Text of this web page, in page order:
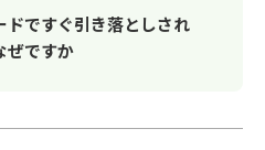
ですぐ引き落としされ
ぜですか